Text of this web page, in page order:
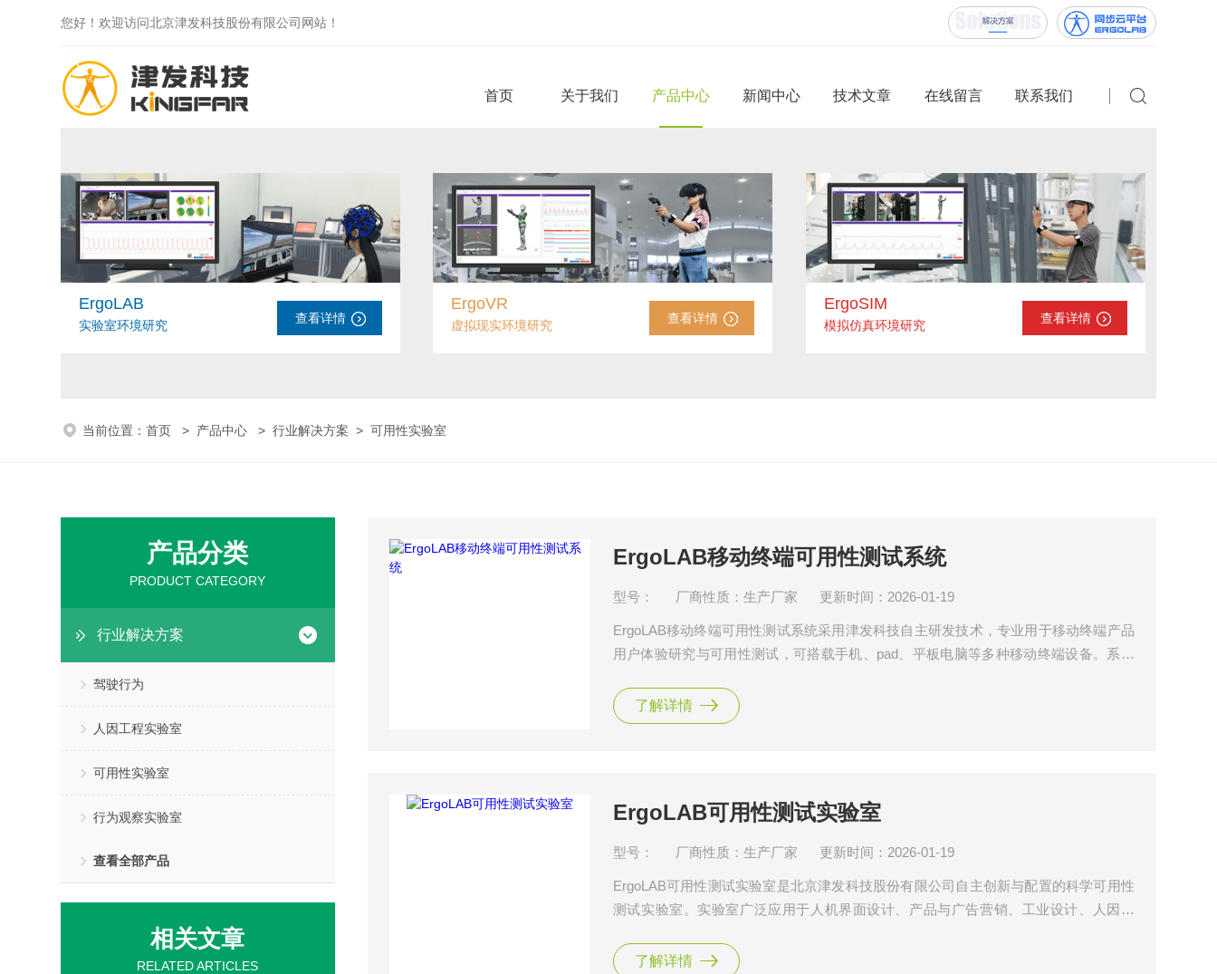
您好！欢迎访问北京津发科技股份有限公司网站！
首页 关于我们 产品中心 新闻中心 技术文章 在线留言 联系我们
ErgoLAB
实验室环境研究 查看详情
ErgoVR
虚拟现实环境研究 查看详情
ErgoSIM
模拟仿真环境研究 查看详情
当前位置：首页 > 产品中心 >行业解决方案 >可用性实验室
产品分类
PRODUCT CATEGORY
行业解决方案
驾驶行为
人因工程实验室
可用性实验室
行为观察实验室
查看全部产品
相关文章
RELATED ARTICLES
ErgoLAB移动终端可用性测试系统
型号： 厂商性质：生产厂家 更新时间：2026-01-19
ErgoLAB移动终端可用性测试系统采用津发科技自主研发技术，专业用于移动终端产品
用户体验研究与可用性测试，可搭载手机、pad、平板电脑等多种移动终端设备。系统
中，同步采集多维度人因数据。与此同时，还可将交互行为数据，如手指的点击、滑
动、放大、缩小等行为，与其他多维度数据同步采集与分析。
了解详情
ErgoLAB可用性测试实验室
型号： 厂商性质：生产厂家 更新时间：2026-01-19
ErgoLAB可用性测试实验室是北京津发科技股份有限公司自主创新与配置的科学可用性
测试实验室。实验室广泛应用于人机界面设计、产品与广告营销、工业设计、人因工
可用性测试，包括屏幕、手机、Pad、VR虚拟现实等，以及应用程序和原型设计。
了解详情